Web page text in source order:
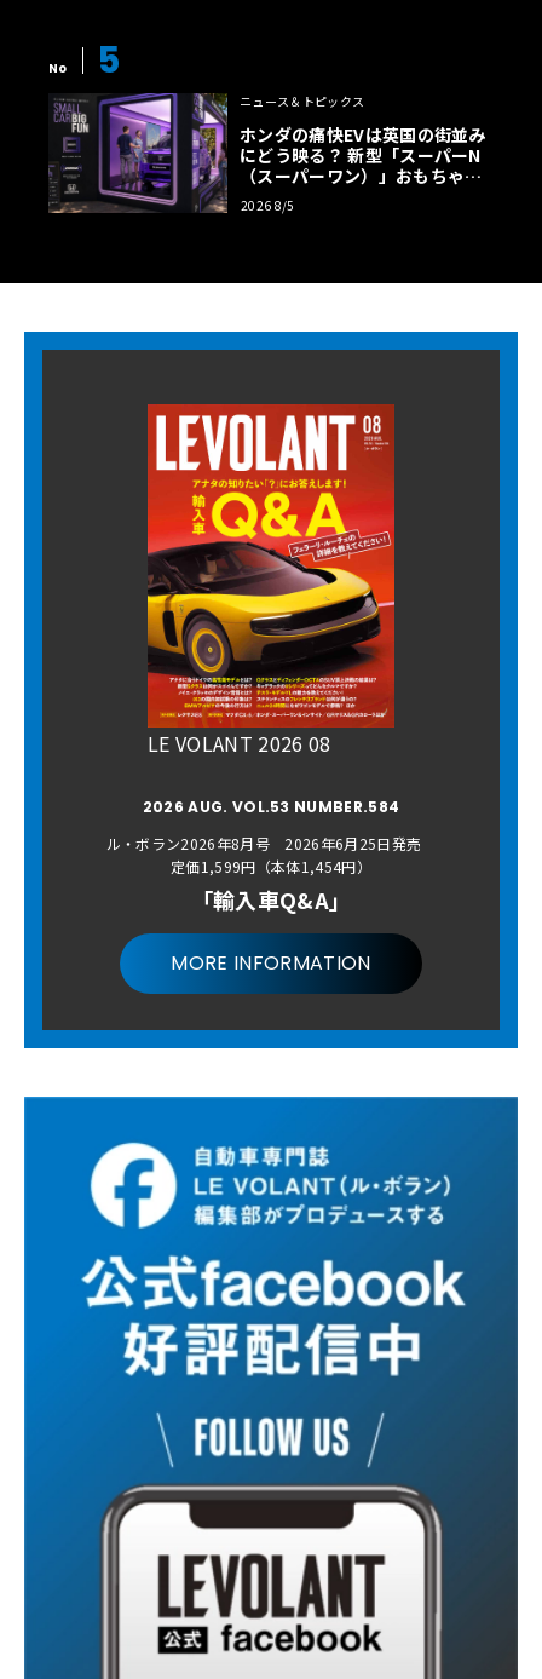
No 5
ニュース＆トピックス
ホンダの痛快EVは英国の街並み
にどう映る？ 新型「スーパーN
（スーパーワン）」おもちゃ箱
ツアーの全貌
2026 8/5
LE VOLANT 2026 08
2026 AUG. VOL.53 NUMBER.584
ル・ボラン2026年8月号 2026年6月25日発売
定価1,599円（本体1,454円）
「輸入車Q&A」
MORE INFORMATION